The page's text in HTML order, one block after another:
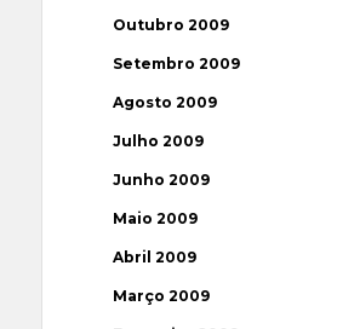
Outubro 2009
Setembro 2009
Agosto 2009
Julho 2009
Junho 2009
Maio 2009
Abril 2009
Março 2009